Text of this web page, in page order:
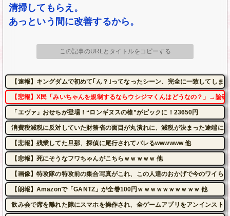
清掃してもらえ。
あっという間に改善するから。
この記事のURLとタイトルをコピーする
【速報】キングダムで初めて｢ん？｣ってなったシーン、完全に一致してしま
【悲報】X民「みいちゃんを規制するならウシジマくんはどうなの？」→論
「エヴァ」おせちが登場！“ロンギヌスの槍”がピックに！23650円
消費税減税に反対していた財務省の面目が丸潰れに、減税が決まった途端
【悲報】残業してた旦那、探偵に尾行されてバレるwwwwww 他
【悲報】死にそうなフワちゃんがこちらｗｗｗｗｗ 他
【画像】特攻隊の特攻前の集合写真がこれ、この人達のおかげで今のワイら
【朗報】Amazonで「GANTZ」が全巻100円ｗｗｗｗｗｗｗｗｗｗ 他
飲み会で席を離れた隙にスマホを操作され、全ゲームアプリをアンインス